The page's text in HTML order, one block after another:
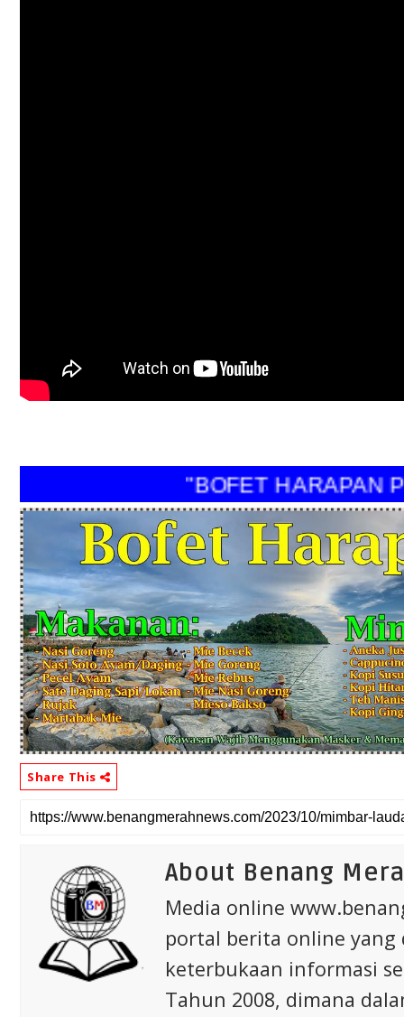
"BOFET HARAPAN
Share This
About Benang
Media online
portal berita online
keterbukaan informasi
Tahun 2008, dimana